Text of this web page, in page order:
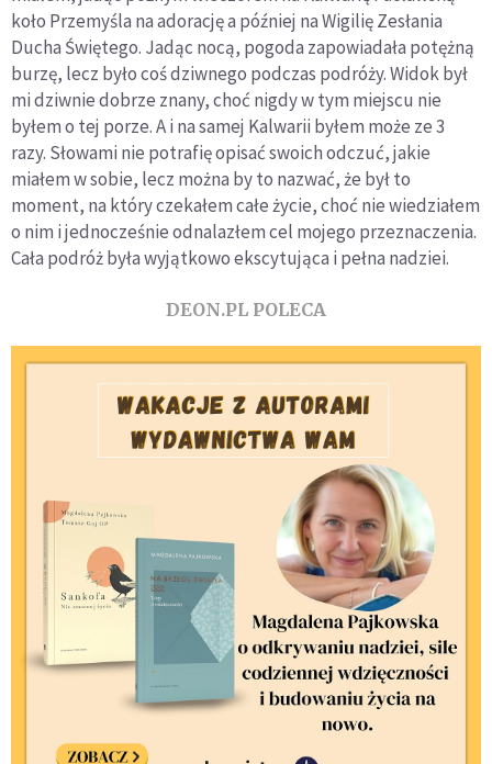
koło Przemyśla na adorację a później na Wigilię Zesłania
Ducha Świętego. Jadąc nocą, pogoda zapowiadała potężną
burzę, lecz było coś dziwnego podczas podróży. Widok był
mi dziwnie dobrze znany, choć nigdy w tym miejscu nie
byłem o tej porze. A i na samej Kalwarii byłem może ze 3
razy. Słowami nie potrafię opisać swoich odczuć, jakie
miałem w sobie, lecz można by to nazwać, że był to
moment, na który czekałem całe życie, choć nie wiedziałem
o nim i jednocześnie odnalazłem cel mojego przeznaczenia.
Cała podróż była wyjątkowo ekscytująca i pełna nadziei.
DEON.PL POLECA